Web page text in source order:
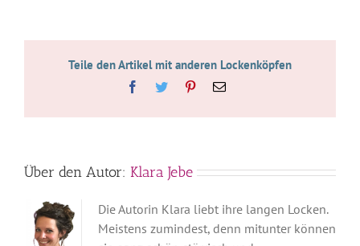
Teile den Artikel mit anderen Lockenköpfen
Facebook
Twitter Pinterest
E-
Über den Autor: Klara Jebe
Die Autorin Klara liebt ihre langen Locken.
Meistens zumindest, denn mitunter können